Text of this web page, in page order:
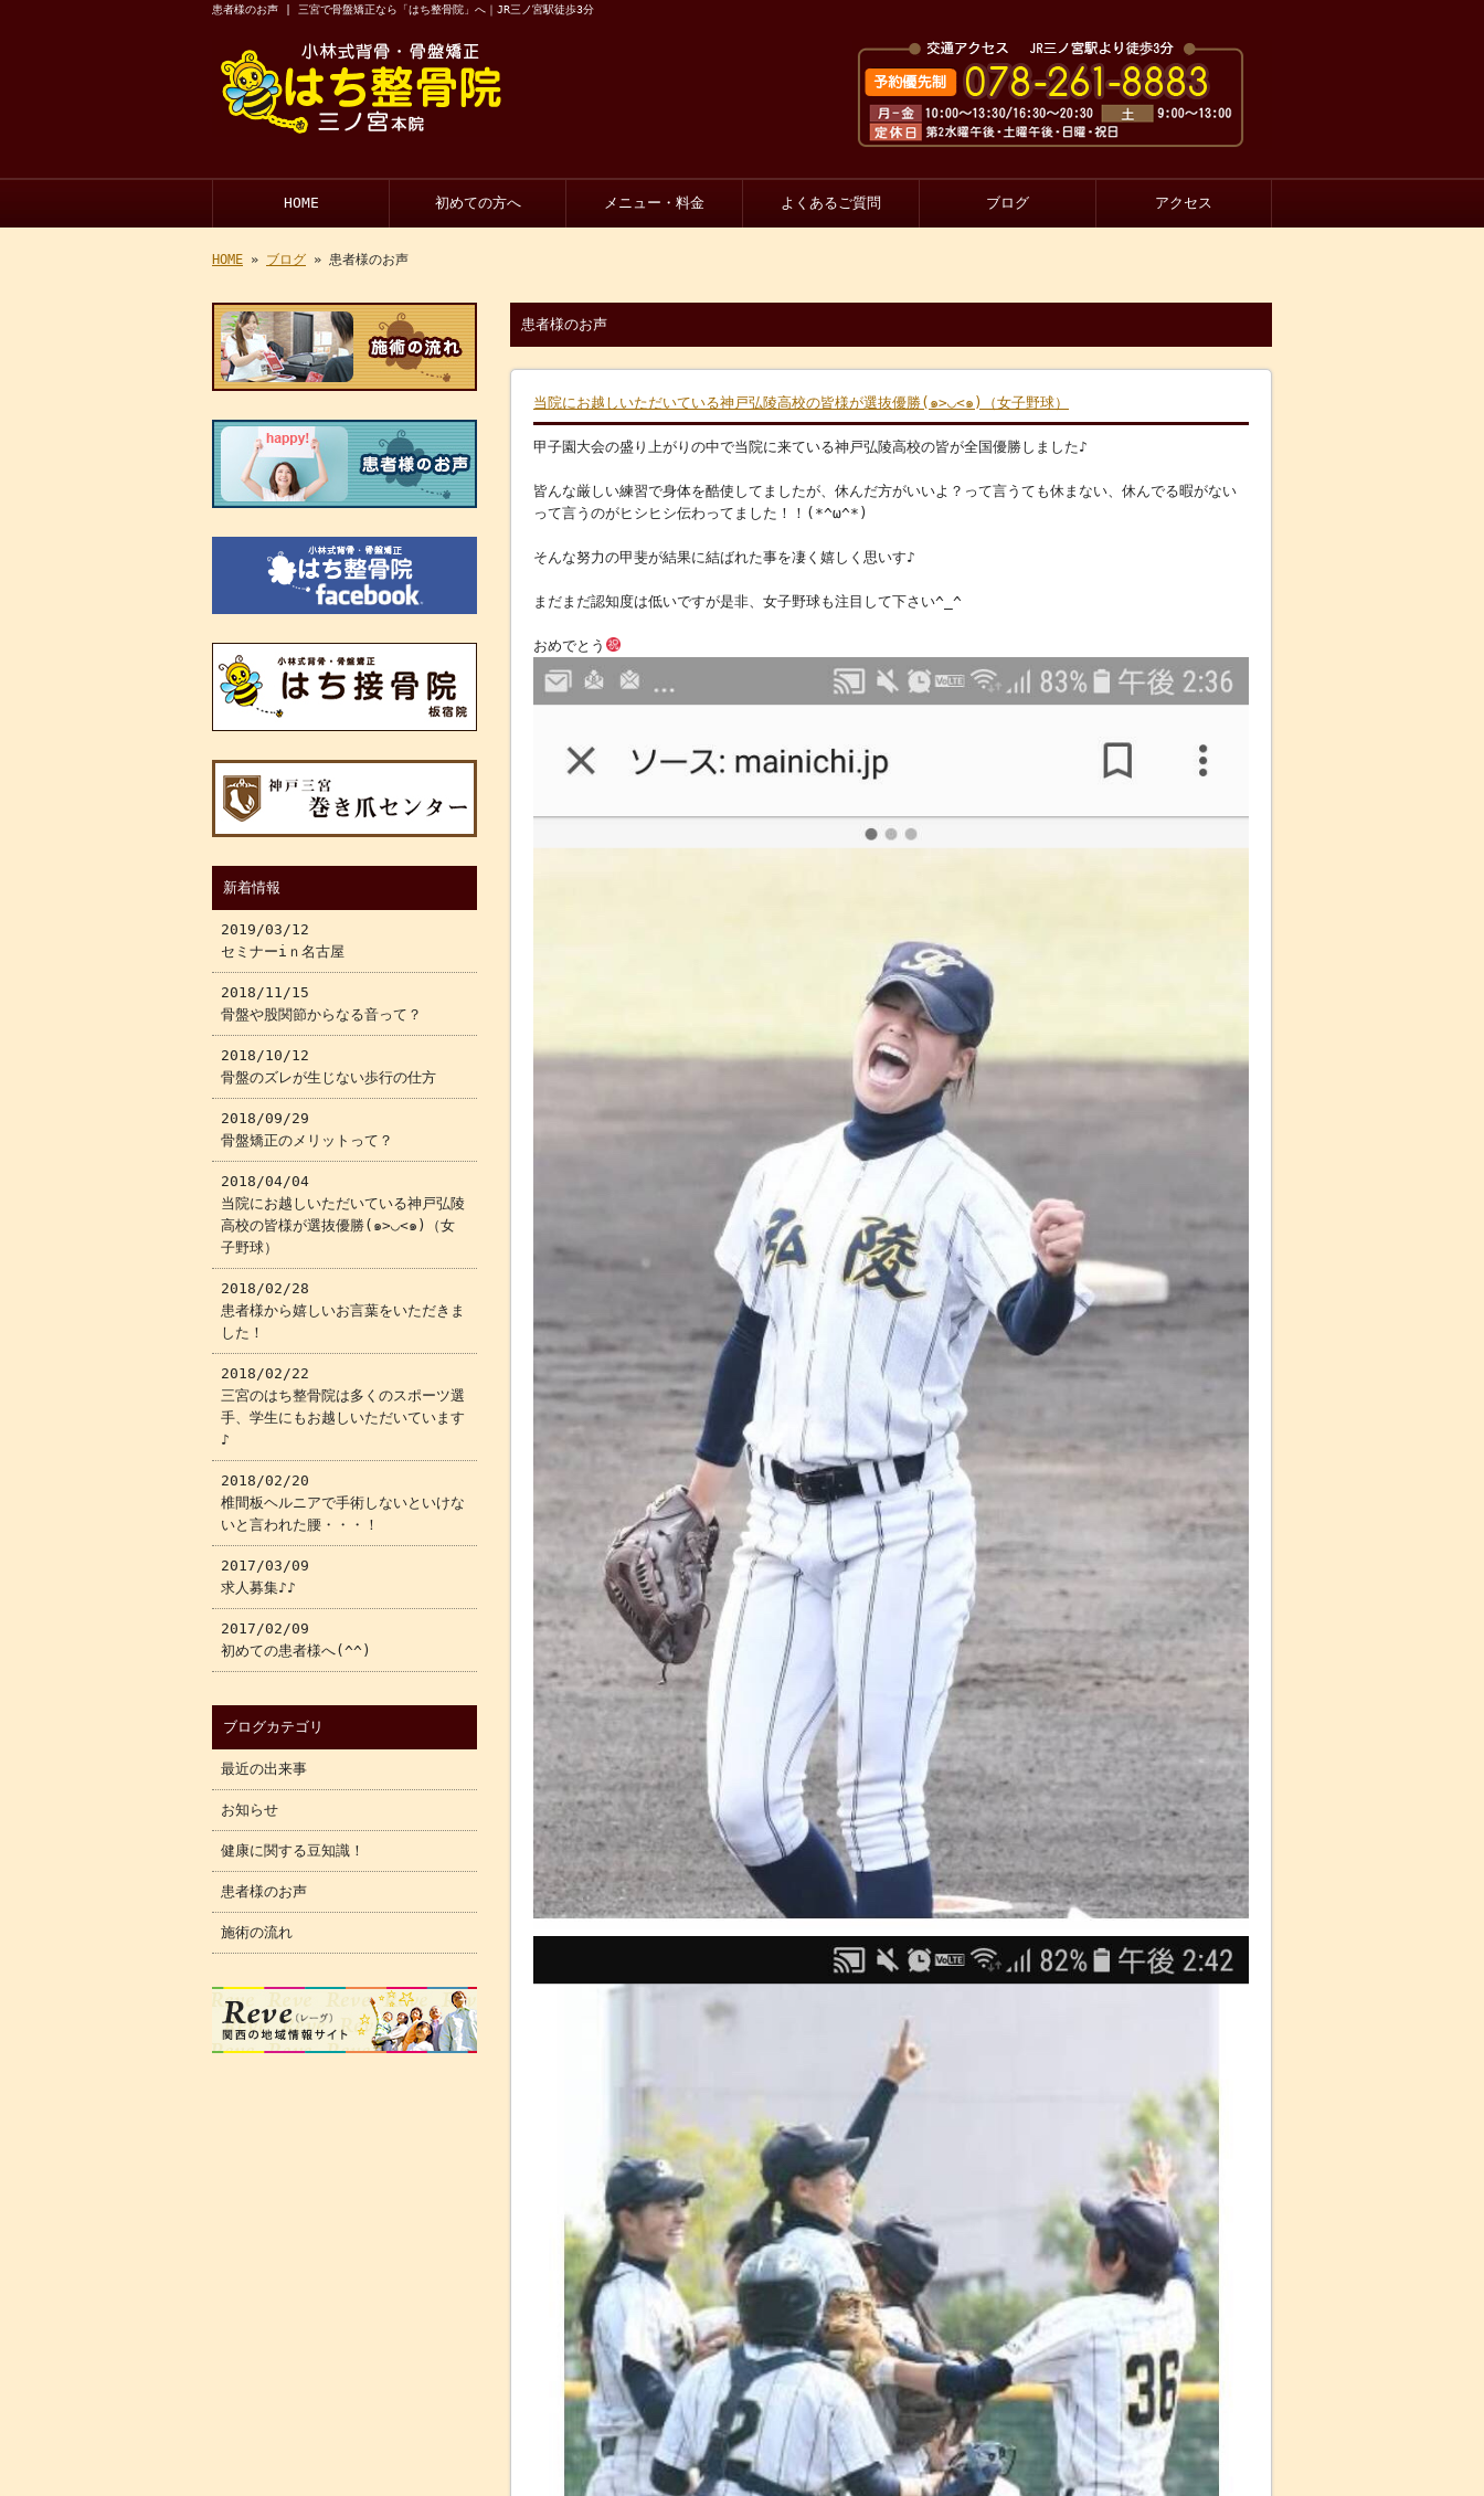
患者様のお声 | 三宮で骨盤矯正なら「はち整骨院」へ｜JR三ノ宮駅徒歩3分
HOME 初めての方へ メニュー・料金 よくあるご質問 ブログ アクセス
HOME » ブログ » 患者様のお声
患者様のお声
当院にお越しいただいている神戸弘陵高校の皆様が選抜優勝(๑>◡<๑)（女子野球）
甲子園大会の盛り上がりの中で当院に来ている神戸弘陵高校の皆が全国優勝しました♪
皆んな厳しい練習で身体を酷使してましたが、休んだ方がいいよ？って言うても休まない、休んでる暇がない
って言うのがヒシヒシ伝わってました！！(*^ω^*)
そんな努力の甲斐が結果に結ばれた事を凄く嬉しく思いす♪
まだまだ認知度は低いですが是非、女子野球も注目して下さい^_^
おめでとう
新着情報
2019/03/12
セミナーiｎ名古屋
2018/11/15
骨盤や股関節からなる音って？
2018/10/12
骨盤のズレが生じない歩行の仕方
2018/09/29
骨盤矯正のメリットって？
2018/04/04
当院にお越しいただいている神戸弘陵
高校の皆様が選抜優勝(๑>◡<๑)（女
子野球）
2018/02/28
患者様から嬉しいお言葉をいただきま
した！
2018/02/22
三宮のはち整骨院は多くのスポーツ選
手、学生にもお越しいただいています
♪
2018/02/20
椎間板ヘルニアで手術しないといけな
いと言われた腰・・・！
2017/03/09
求人募集♪♪
2017/02/09
初めての患者様へ(^^)
ブログカテゴリ
最近の出来事
お知らせ
健康に関する豆知識！
患者様のお声
施術の流れ